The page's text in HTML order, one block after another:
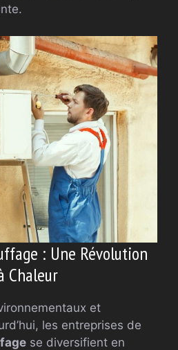
: Une Révolution
Chaleur
et
les entreprises de
se diversifient en